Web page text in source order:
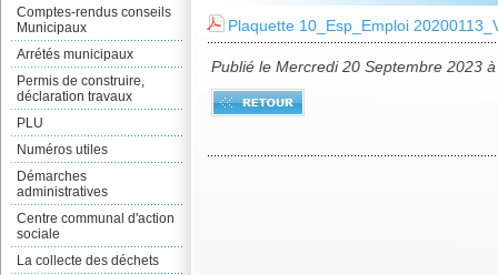
Comptes-rendus conseils
Municipaux
Arrétés municipaux
Permis de construire,
déclaration travaux
PLU
Numéros utiles
Démarches
administratives
Centre communal d'action
sociale
La collecte des déchets
Plaquette 10_Esp_Emploi
Publié le Mercredi 20 Septembre 2023